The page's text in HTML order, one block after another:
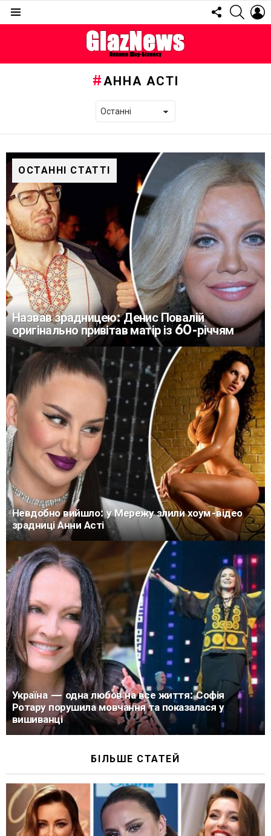
FOLLOW
US
АННА АСТІ
ОСТАННІ СТАТТІ
Назвав зрадницею: Денис Повалій
оригінально привітав матір із 60-річчям
Невдобно вийшло: у Мережу злили хоум-відео
зрадниці Анни Асті
Україна — одна любов на все життя: Софія
Ротару порушила мовчання та показалася у
вишиванці
БІЛЬШЕ СТАТЕЙ